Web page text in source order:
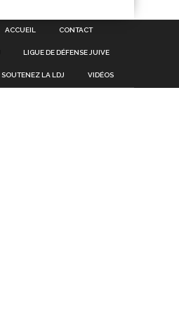
ACCUEIL CONTACT
LIGUE DE DÉFENSE JUIVE
SOUTENEZ LA LDJ VIDÉOS